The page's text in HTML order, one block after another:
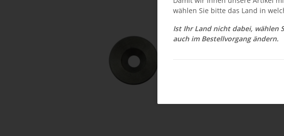
wählen Sie bitte das Land in
Ist Ihr Land nicht dabei, wählen
auch im Bestellvorgang ändern.